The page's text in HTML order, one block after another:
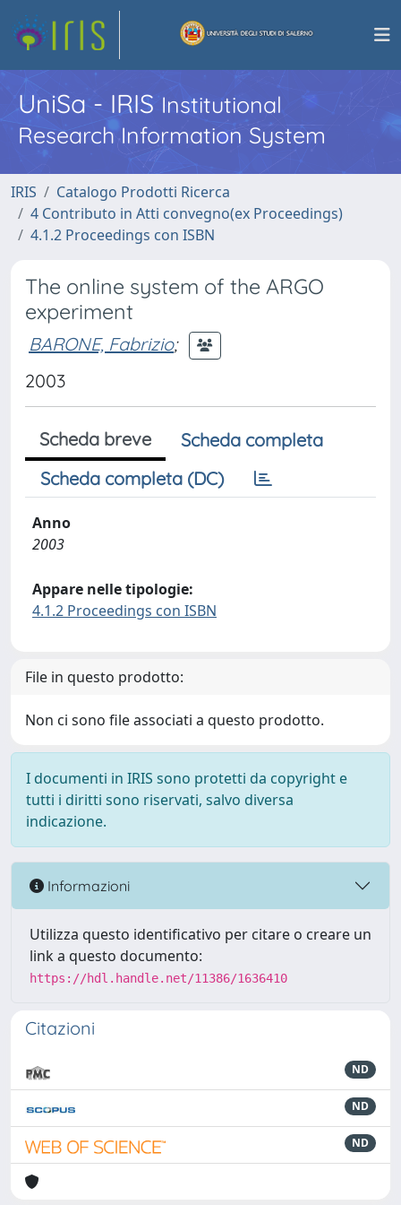
UniSa - IRISInstitutional
Research Information System
IRIS
Catalogo Prodotti Ricerca
4 Contributo in Atti convegno(ex Proceedings)
4.1.2 Proceedings con ISBN
The online system of the ARGO
experiment
BARONE, Fabrizio;
2003
Scheda breve
Scheda completa
Scheda completa (DC)
Anno
2003
Appare nelle tipologie:
4.1.2 Proceedings con ISBN
File in questo prodotto:
Non ci sono file associati a questo prodotto.
I documenti in IRIS sono protetti da copyright e
tutti i diritti sono riservati, salvo diversa
indicazione.
Informazioni
Utilizza questo identificativo per citare o creare un
link a questo documento:
https://hdl.handle.net/11386/1636410
Citazioni
ND
ND
ND